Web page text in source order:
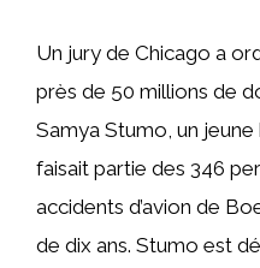
Un jury de Chicago a
près de 50 millions de
Samya Stumo, un
faisait partie des 346
accidents d’avion de
de dix ans. Stumo est